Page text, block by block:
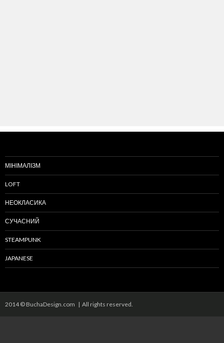
МІНІМАЛІЗМ
LOFT
НЕОКЛАСИКА
СУЧАСНИЙ
STEAMPUNK
JAPANESE
2014 © BuchaDesign.com | All rights reserved.